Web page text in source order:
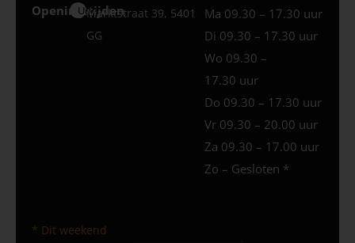
Openingstijden
Uden
Marktstraat 39, 5401
GG
Ma 09.30 – 17.30 uur
Di 09.30 – 17.30 uur
Wo 09.30 –
17.30 uur
Do 09.30 – 17.30 uur
Vr 09.30 – 20.00 uur
Za 09.30 – 17.00 uur
Zo – Gesloten *
* Dit weekend